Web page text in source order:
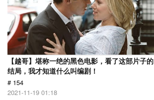
【越哥】堪称一绝的黑色电影，看了这部片子的
结局，我才知道什么叫编剧！
# 154
2021-11-19 01:18